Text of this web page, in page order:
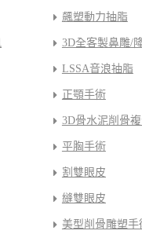
飆塑動力抽脂
3D全客製鼻雕/
LSSA音浪抽脂
正顎手術
3D骨水泥削骨
平胸手術
割雙眼皮
縫雙眼皮
美型削骨雕塑手